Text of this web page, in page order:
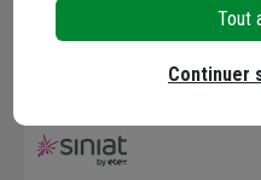
Tout
Continuer